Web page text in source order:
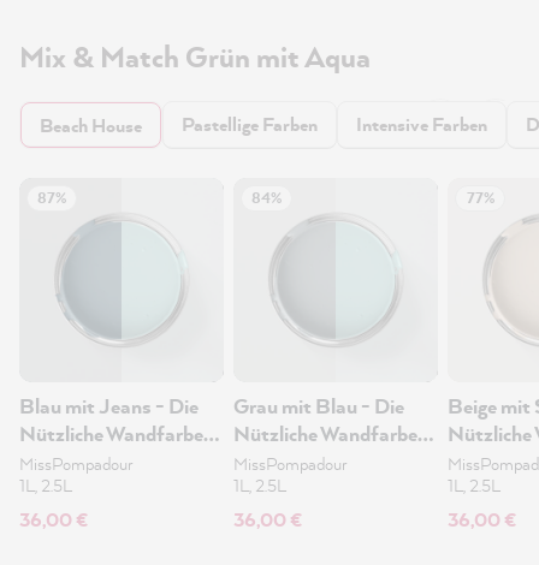
Mix & Match Grün mit Aqua
Beach House Pastellige Farben Intensive Farben
87%
Blau mit Jeans - Die
Nützliche Wandfarbe
1L
MissPompadour
1L, 2.5L
36,00 €
84%
Grau mit Blau - Die
Nützliche Wandfarbe
1L
MissPompadour
1L, 2.5L
36,00 €
77%
Beige mit
Nützliche
1L
1L, 2.5L
36,00 €